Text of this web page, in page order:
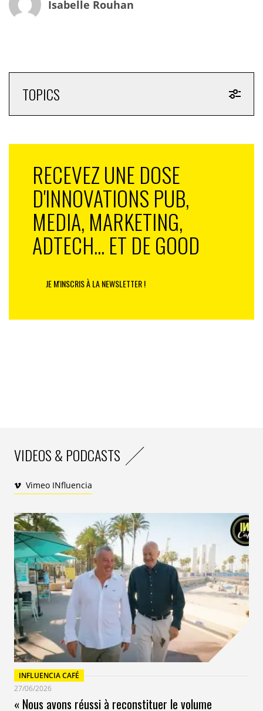
Isabelle Rouhan
TOPICS
RECEVEZ UNE DOSE
D'INNOVATIONS PUB,
MEDIA, MARKETING,
ADTECH... ET DE GOOD
JE M'INSCRIS À LA NEWSLETTER !
VIDEOS & PODCASTS
Vimeo INfluencia
INFLUENCIA CAFÉ
27/06/2026
« Nous avons réussi à reconstituer le volume